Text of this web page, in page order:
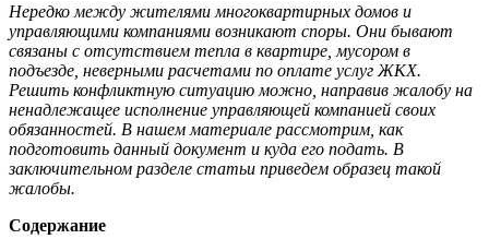
Нередко между жителями многоквартирных домов и
управляющими компаниями возникают споры. Они бывают
связаны с отсутствием тепла в квартире, мусором в
подъезде, неверными расчетами по оплате услуг ЖКХ.
Решить конфликтную ситуацию можно, направив жалобу на
ненадлежащее исполнение управляющей компанией своих
обязанностей. В нашем материале рассмотрим, как
подготовить данный документ и куда его подать. В
заключительном разделе статьи приведем образец такой
жалобы.
Содержание